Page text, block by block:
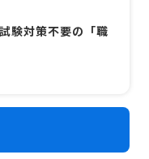
験対策不要の「職